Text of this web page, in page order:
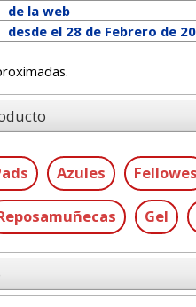
de la web
desde el 28 de Febrero de
Azules Fellowes
Gel